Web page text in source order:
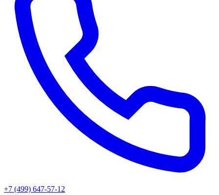
+7 (499) 647-57-12